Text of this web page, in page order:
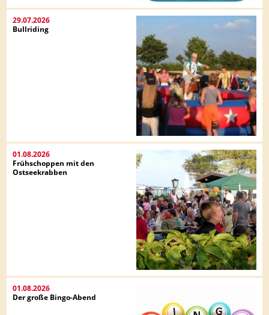
29.07.2026
Bullriding
01.08.2026
Frühschoppen mit den
Ostseekrabben
01.08.2026
Der große Bingo-Abend